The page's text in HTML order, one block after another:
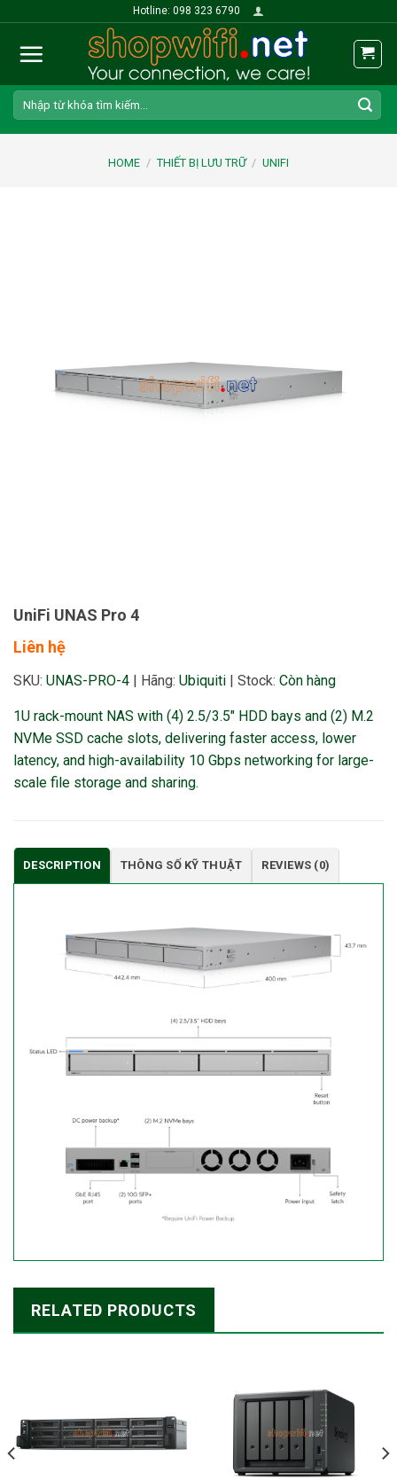
content
Hotline: 098 323 6790
Search
for:
HOME / THIẾT BỊ LƯU TRỮ / UNIFI
UniFi UNAS Pro 4
Liên hệ
SKU: UNAS-PRO-4 | Hãng: Ubiquiti | Stock: Còn hàng
1U rack-mount NAS with (4) 2.5/3.5″ HDD bays and (2) M.2
NVMe SSD cache slots, delivering faster access, lower
latency, and high-availability 10 Gbps networking for large-
scale file storage and sharing.
DESCRIPTION THÔNG SỐ KỸ THUẬT REVIEWS (0)
RELATED PRODUCTS